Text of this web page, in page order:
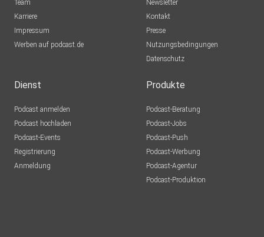
Team
Karriere
Impressum
Werben auf podcast.de
Newsletter
Kontakt
Presse
Nutzungsbedingungen
Datenschutz
Dienst
Podcast anmelden
Podcast hochladen
Podcast-Events
Registrierung
Anmeldung
Produkte
Podcast-Beratung
Podcast-Jobs
Podcast-Push
Podcast-Werbung
Podcast-Agentur
Podcast-Produktion